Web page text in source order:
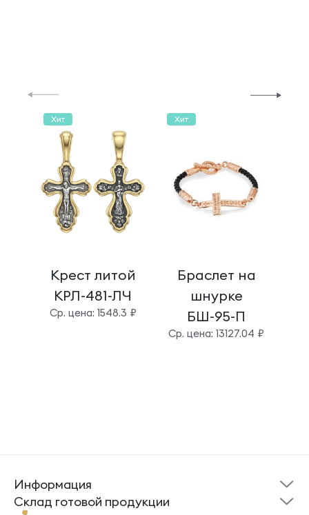
Хит
Крест литой
КРЛ-481-ЛЧ
Cр. цена: 1548.3 ₽
Хит
Браслет на
шнурке
БШ-95-П
Cр. цена: 13127.04 ₽
Информация
Склад готовой
продукции
Помощь
Cклад готовой продукции
Кресты Ложки